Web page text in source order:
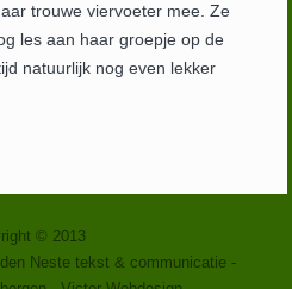
trouwe viervoeter mee. Ze
les aan haar groepje op de
natuurlijk nog even lekker
© 2013
Neste tekst & communicatie -